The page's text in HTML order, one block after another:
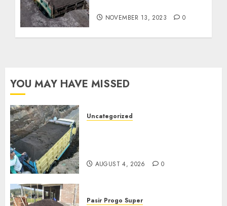
NOVEMBER 13, 2023 0
YOU MAY HAVE MISSED
Uncategorized
AUGUST 4, 2026 0
Pasir Progo Super